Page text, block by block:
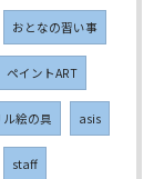
おとなの習い事
ペイントART
ル絵の具 asis
staff